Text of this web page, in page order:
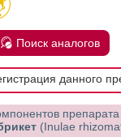
Поиск аналогов
данного
препарата
(Inulae